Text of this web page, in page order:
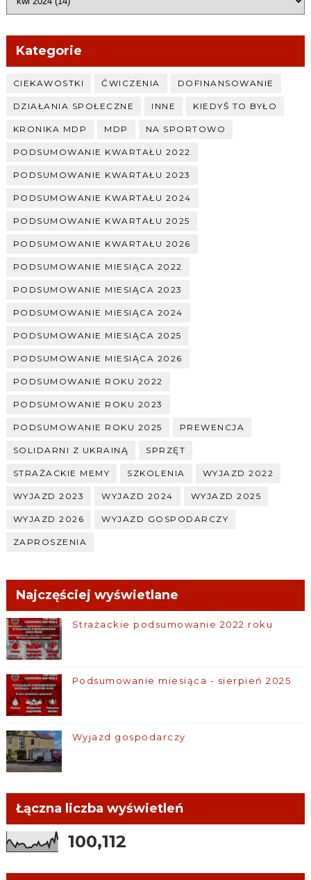
Kategorie
CIEKAWOSTKI ĆWICZENIA DOFINANSOWANIE
DZIAŁANIA SPOŁECZNE INNE KIEDYŚ TO BYŁO
KRONIKA MDP MDP NA SPORTOWO
PODSUMOWANIE KWARTAŁU 2022
PODSUMOWANIE KWARTAŁU 2023
PODSUMOWANIE KWARTAŁU 2024
PODSUMOWANIE KWARTAŁU 2025
PODSUMOWANIE KWARTAŁU 2026
PODSUMOWANIE MIESIĄCA 2022
PODSUMOWANIE MIESIĄCA 2023
PODSUMOWANIE MIESIĄCA 2024
PODSUMOWANIE MIESIĄCA 2025
PODSUMOWANIE MIESIĄCA 2026
PODSUMOWANIE ROKU 2022
PODSUMOWANIE ROKU 2023
PODSUMOWANIE ROKU 2025 PREWENCJA
SOLIDARNI Z UKRAINĄ SPRZĘT
STRAŻACKIE MEMY SZKOLENIA WYJAZD 2022
WYJAZD 2023 WYJAZD 2024 WYJAZD 2025
WYJAZD 2026 WYJAZD GOSPODARCZY
ZAPROSZENIA
Najczęściej wyświetlane
Strażackie podsumowanie 2022 roku
Podsumowanie miesiąca - sierpień 2025
Wyjazd gospodarczy
Łączna liczba wyświetleń
100,112